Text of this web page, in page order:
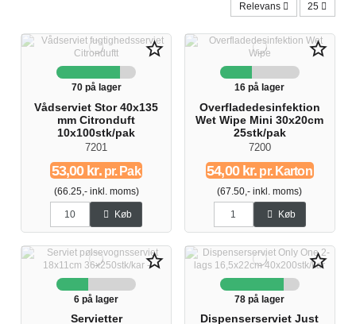
Relevans 25
star_border
70 på lager
Vådserviet Stor 40x135
mm Citronduft
10x100stk/pak
7201
53,00 kr.pr. Pak
(66.25,- inkl. moms)
Køb
star_border
16 på lager
Overfladedesinfektion
Wet Wipe Mini 30x20cm
25stk/pak
7200
54,00 kr. pr. Karton
(67.50,- inkl. moms)
Køb
star_border
6 på lager
Servietter
star_border
78 på lager
Dispenserserviet Just